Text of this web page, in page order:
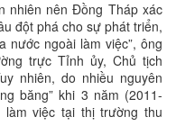
nhiên nên Đồng Tháp xác
đột phá cho sự phát triển,
nước ngoài làm việc”, ông
trực Tỉnh ủy, Chủ tịch
nhiên, do nhiều nguyên
băng” khi 3 năm (2011-
việc tại thị trường thu